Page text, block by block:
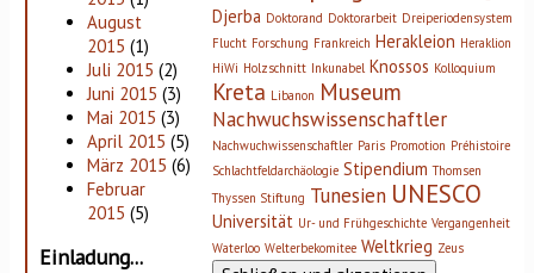
August
2015 (1)
Juli 2015 (2)
Juni 2015 (3)
Mai 2015 (3)
April 2015 (5)
März 2015 (6)
Februar
2015 (5)
Einladung...
Djerba Doktorand Doktorarbeit Dreiperiodensystem
Flucht Forschung Frankreich Herakleion Heraklion
HiWi Holzschnitt Inkunabel Knossos Kolloquium
Kreta Libanon Museum
Nachwuchswissenschaftler
Nachwuchwissenschaftler Paris Promotion Préhistoire
Schlachtfeldarchäologie Stipendium Thomsen
Thyssen Stiftung Tunesien UNESCO
Universität Ur- und Frühgeschichte Vergangenheit
Waterloo Welterbekomitee Weltkrieg Zeus